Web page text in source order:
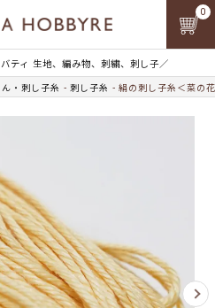
ティ 生地、編み物、刺繍、刺し子／
0
・刺し子糸 刺し子糸 絹の刺し子糸＜菜の